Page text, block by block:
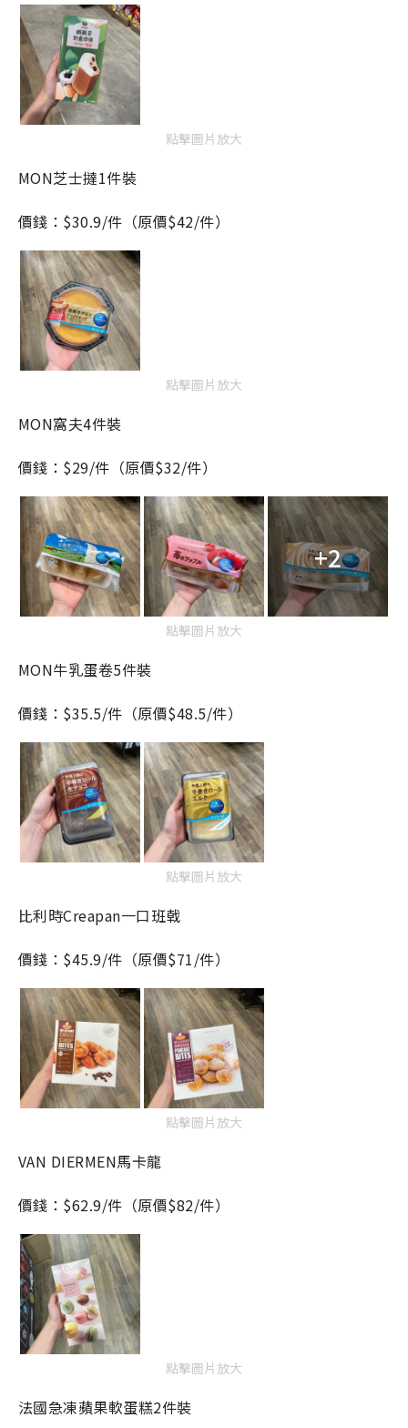
點擊圖片放大
MON芝士撻1件裝
價錢：$30.9/件（原價$42/件）
點擊圖片放大
MON窩夫4件裝
價錢：$29/件（原價$32/件）
+2
點擊圖片放大
MON牛乳蛋卷5件裝
價錢：$35.5/件（原價$48.5/件）
點擊圖片放大
比利時Creapan一口班戟
價錢：$45.9/件（原價$71/件）
點擊圖片放大
VAN DIERMEN馬卡龍
價錢：$62.9/件（原價$82/件）
點擊圖片放大
法國急凍蘋果軟蛋糕2件裝